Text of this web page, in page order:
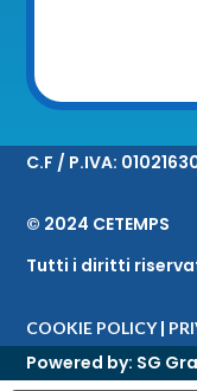
C.F / P.IVA:
© 2024 CETEMPS
Tutti i diritti
COOKIE POLICY|
Powered by: SG